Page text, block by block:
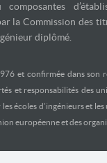
composantes
la Commission des
diplômé.
et confirmée dans son
et responsabilités des
écoles d’ingénieurs et
européenne et des